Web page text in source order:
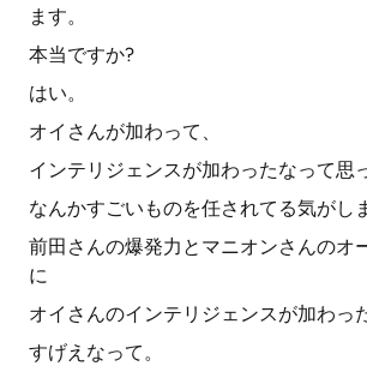
ます。
本当ですか?
はい。
オイさんが加わって、
インテリジェンスが加わったなって思
なんかすごいものを任されてる気がし
前田さんの爆発力とマニオンさんのオ
に
オイさんのインテリジェンスが加わっ
すげえなって。